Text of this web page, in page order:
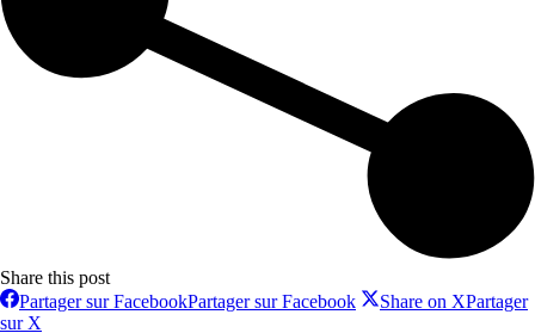
Share this post
Partager sur FacebookPartager sur Facebook Share on XPartager
sur X